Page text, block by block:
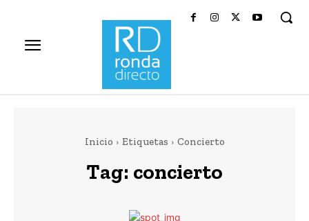
Inicio Etiquetas Concierto
Tag: concierto